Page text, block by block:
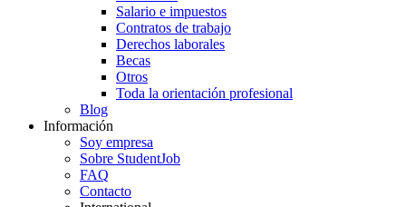
Salario e impuestos
Contratos de trabajo
Derechos laborales
Becas
Otros
Toda la orientación profesional
Blog
Información
Soy empresa
Sobre StudentJob
FAQ
Contacto